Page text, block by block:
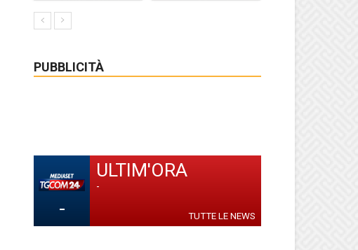
PUBBLICITÀ
-
ULTIM'ORA
-
TUTTE LE NEWS